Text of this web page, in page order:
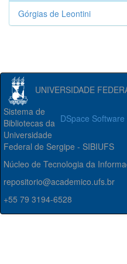
Górgias de Leontini
UNIVERSIDADE
DSpace Software
Sistema de
Bibliotecas da
Universidade
Federal de Sergipe - SIBIUFS
Núcleo de Tecnologia da
repositorio@academico.ufs.br
+55 79 3194-6528